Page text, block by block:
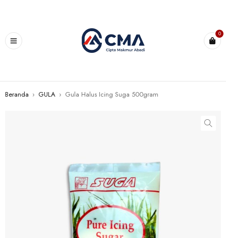
0
Beranda › GULA › Gula Halus Icing Suga 500gram